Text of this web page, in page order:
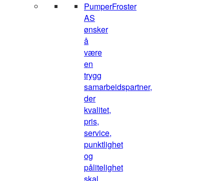
PumperFroster
AS
ønsker
å
være
en
trygg
samarbeidspartner,
der
kvalitet,
pris,
service,
punktlighet
og
pålitelighet